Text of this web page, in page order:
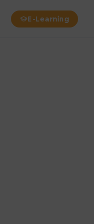
E-Learning